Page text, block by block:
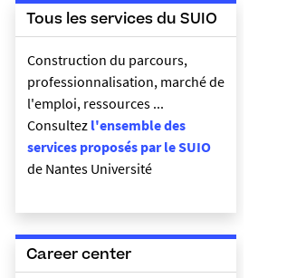
Tous les services du SUIO
Construction du parcours,
professionnalisation, marché de
l'emploi, ressources ...
Consultez l'ensemble des
services proposés par le SUIO
de Nantes Université
Career center